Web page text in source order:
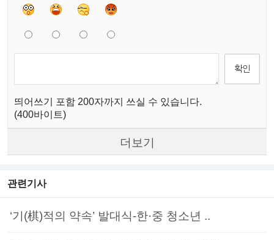
띄어쓰기 포함 200자까지 쓰실 수 있습니다.
(400바이트)
더보기
관련기사
‘기(棋)적의 약속’ 발대식-한·중 청소년 ..